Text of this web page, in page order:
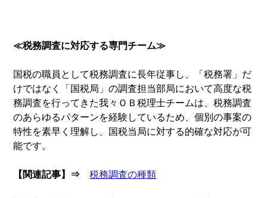
≪税務調査に対応する専門チーム≫
国税の職員として税務調査に長年従事し、「税務署」だ
けではなく「国税局」の調査担当部局において高度な税
務調査を行ってきた我々ＯＢ税理士チームは、税務調査
のあらゆるパターンを経験しているため、個別の事案の
特性を素早く理解し、国税当局に対する的確な対応が可
能です。
【関連記事】⇒ 税務調査の種類